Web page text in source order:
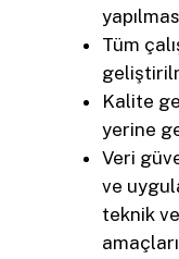
Tüm
Kalite
yerine
Veri
ve
teknik